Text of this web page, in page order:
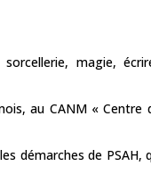
magie,
au CANM « Centre
démarches de PSAH,